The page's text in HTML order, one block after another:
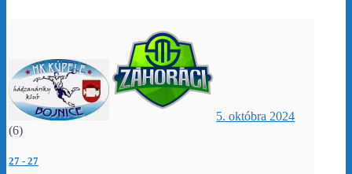
5. októbra 2024
(6)
27 - 27